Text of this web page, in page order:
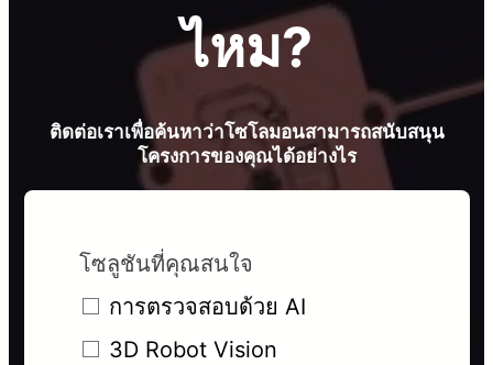
ไหม?
ติดต่อเราเพื่อค้นหาว่าโซโลมอนสามารถสนับสนุน
โครงการของคุณได้อย่างไร
โซลูชันที่คุณสนใจ
การตรวจสอบด้วย AI
3D Robot Vision